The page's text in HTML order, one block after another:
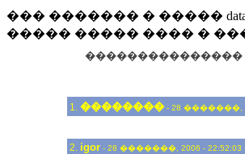
��� ������� � �����
����� ����� ���� �
���������������
1. ��������- 28 �������,
2. igor- 28 �������, 2006 - 22:52:03